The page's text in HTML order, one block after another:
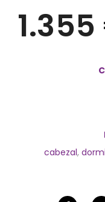
cabezal,